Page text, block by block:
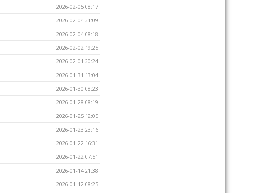
2026-02-05 08:17
2026-02-04 21:09
2026-02-04 08:18
2026-02-02 19:25
2026-02-01 20:24
2026-01-31 13:04
2026-01-30 08:23
2026-01-28 08:19
2026-01-25 12:05
2026-01-23 23:16
2026-01-22 16:31
2026-01-22 07:51
2026-01-14 21:38
2026-01-12 08:25